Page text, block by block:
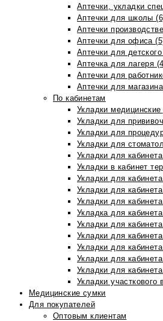
Аптечки, укладки
Аптечки для школы
Аптечки
Аптечки для офиса
Аптечки для
Аптечка для лагеря
Аптечки для
Аптечки для
По кабинетам
Укладки
Укладки для
Укладки для
Укладки для
Укладки для
Укладки в кабинет
Укладки для
Укладки для
Укладки для
Укладка для
Укладки для
Укладки для
Укладки для
Укладки для
Укладки для
Укладки участкового
Медицинские сумки
Для покупателей
Оптовым клиентам